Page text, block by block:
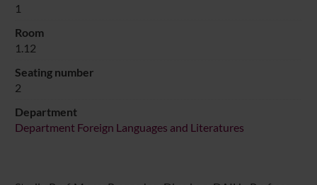
1
Room
1.12
Seating number
2
Department
Department Foreign Languages and Literatures